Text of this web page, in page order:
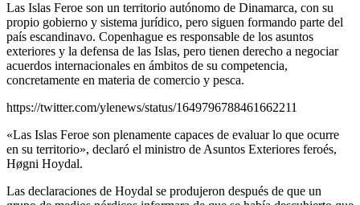
Las Islas Feroe son un territorio autónomo de Dinamarca, con su
propio gobierno y sistema jurídico, pero siguen formando parte del
país escandinavo. Copenhague es responsable de los asuntos
exteriores y la defensa de las Islas, pero tienen derecho a negociar
acuerdos internacionales en ámbitos de su competencia,
concretamente en materia de comercio y pesca.
https://twitter.com/ylenews/status/1649796788461662211
«Las Islas Feroe son plenamente capaces de evaluar lo que ocurre
en su territorio», declaró el ministro de Asuntos Exteriores feroés,
Høgni Hoydal.
Las declaraciones de Hoydal se produjeron después de que un